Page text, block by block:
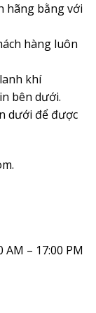
hãng bằng với
hàng luôn
khí
bên dưới.
dưới để được
– 17:00 PM